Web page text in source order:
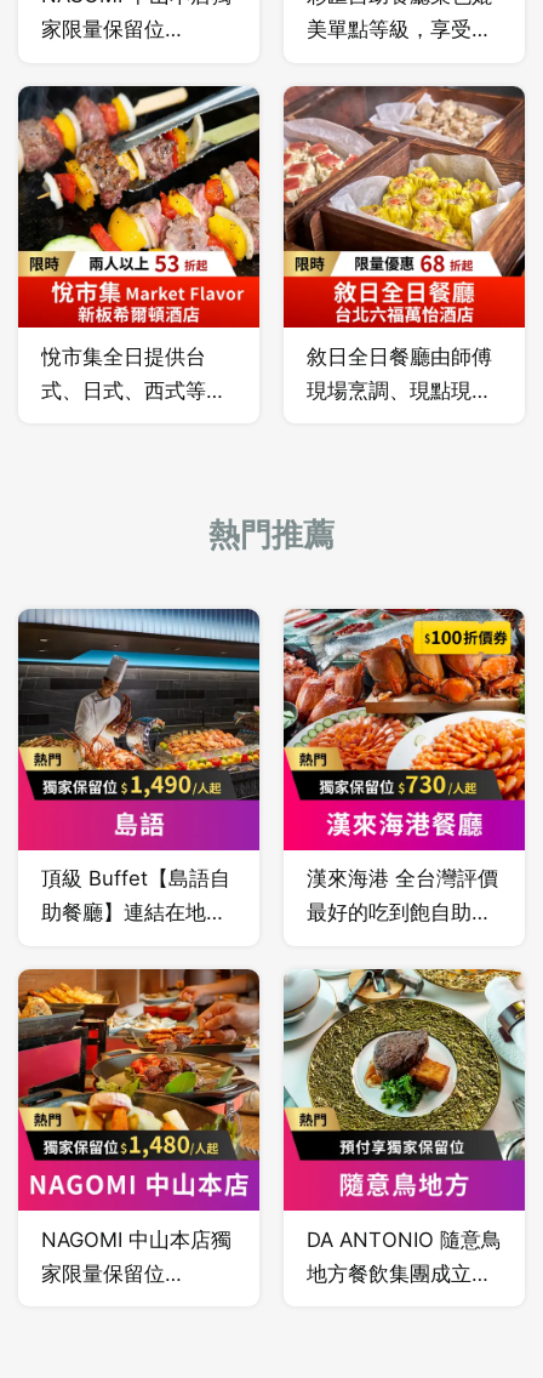
港餐廳成為台灣頂級
百匯的代名詞。
家限量保留位
餐飲集團全新日料品
牌，主打日本女將服
務與 12 種類別料
理，仿佛回到日本用
餐！
美單點等級，享受各
一次滿足！
悅市集全日提供台
式、日式、西式等多
敘日全日餐廳由師傅
現場烹調、現點現
讓您一次滿足。
熱門推薦
頂級 Buffet【島語自
助餐廳】連結在地頂
色當令風味，青翠鮮
活、芳郁有味，讓食
材原味真味盡顯，從
土地到味蕾，連結和
共鳴。
漢來海港 全台灣評價
最好的吃到飽自助餐
堂！漢來海港餐廳秉
持提供季節嚴選最優
質食材為原則，從產
地到餐桌，力求有機
與在地化及減少食物
里程，將新鮮、肥
美、豐盛的餐食內容
送上桌，使得漢來海
港餐廳成為台灣頂級
百匯的代名詞。
NAGOMI 中山本店獨
家限量保留位
DA ANTONIO 隨意鳥
地方餐飲集團成立於